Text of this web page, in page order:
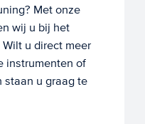
Met onze
wij u bij het
u direct meer
instrumenten of
staan u graag te